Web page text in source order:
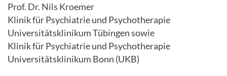
Prof. Dr. Nils Kroemer
Klinik für Psychiatrie und Psychotherapie
Universitätsklinikum Tübingen sowie
Klinik für Psychiatrie und Psychotherapie
Universitätsklinikum Bonn (UKB)